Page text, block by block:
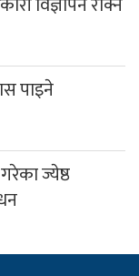
पाइने
ज्येष्ठ